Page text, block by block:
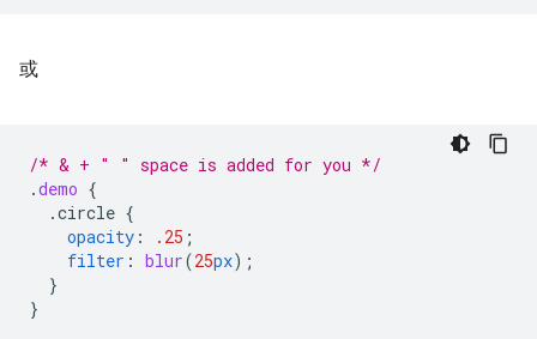
或
/* & + " " space is added for you */
.demo {
.circle {
opacity : .25 ;
filter : blur(25px);
}
}